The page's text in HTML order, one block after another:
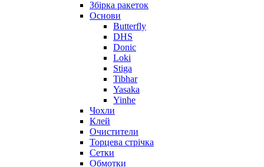
Збірка ракеток
Основи
Butterfly
DHS
Donic
Loki
Stiga
Tibhar
Yasaka
Yinhe
Чохли
Клей
Очистители
Торцева стрічка
Сетки
Обмотки